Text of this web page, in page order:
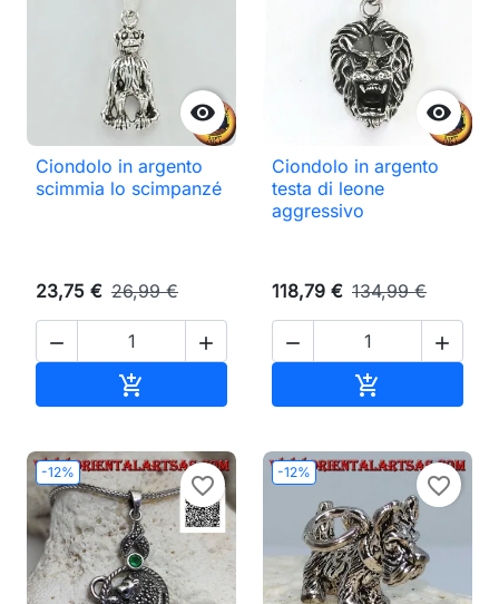

Ciondolo in argento
scimmia lo scimpanzé
23,75 € 26,99 €
 


Ciondolo in argento
testa di leone
aggressivo
118,79 € 134,99 €
 

-12%
favorite_border
-12%
favorite_border